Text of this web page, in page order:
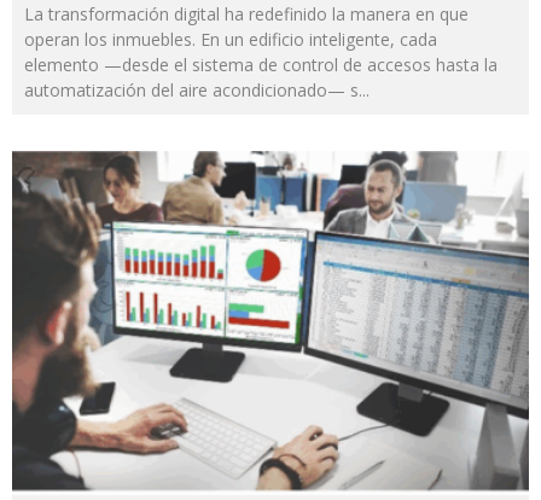
La transformación digital ha redefinido la manera en que
operan los inmuebles. En un edificio inteligente, cada
elemento —desde el sistema de control de accesos hasta la
automatización del aire acondicionado— s...